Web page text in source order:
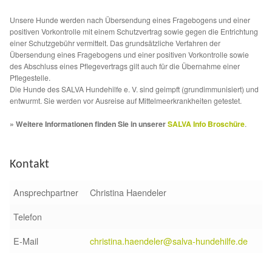
Sicherheitsgeschirr
Mittelmeerkrankheiten
Leishmaniose
Ablauf Adoption
Info Broschüre – SALVA Hundehilfe e.V.
Unsere Hunde werden nach Übersendung eines Fragebogens und einer
positiven Vorkontrolle mit einem Schutzvertrag sowie gegen die Entrichtung
einer Schutzgebühr vermittelt. Das grundsätzliche Verfahren der
Übersendung eines Fragebogens und einer positiven Vorkontrolle sowie
des Abschluss eines Pflegevertrags gilt auch für die Übernahme einer
Pflegestelle.
Die Hunde des SALVA Hundehilfe e. V. sind geimpft (grundimmunisiert) und
entwurmt. Sie werden vor Ausreise auf Mittelmeerkrankheiten getestet.
» Weitere Informationen finden Sie in unsererSALVA Info Broschüre.
Kontakt
Ansprechpartner
Christina Haendeler
Telefon
E-Mail
christina.haendeler@salva-hundehilfe.de